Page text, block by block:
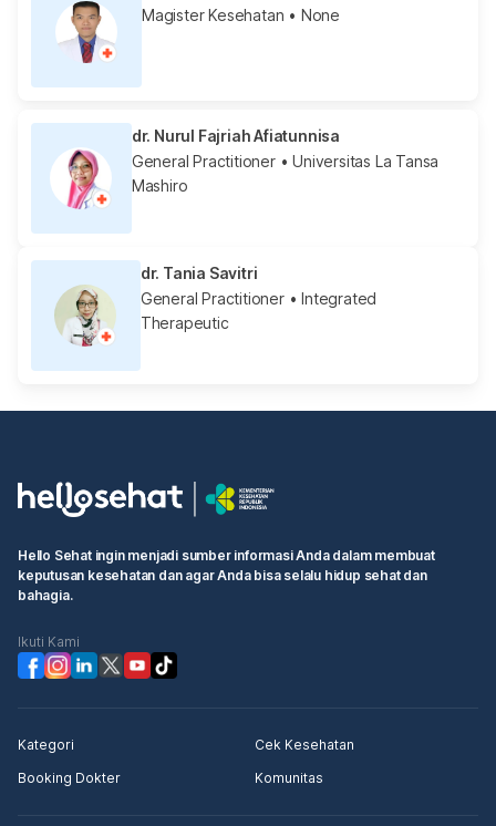
Magister Kesehatan • None
dr. Nurul Fajriah Afiatunnisa
General Practitioner• Universitas La Tansa
Mashiro
dr. Tania Savitri
General Practitioner• Integrated
Therapeutic
Hello Sehat ingin menjadi sumber informasi Anda dalam membuat
keputusan kesehatan dan agar Anda bisa selalu hidup sehat dan
bahagia.
Ikuti Kami
Kategori
Cek Kesehatan
Booking Dokter
Komunitas